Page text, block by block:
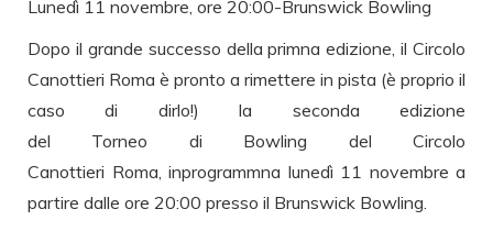
Lunedì 11 novembre, ore 20:00-Brunswick Bowling
Dopo il grande successo della primna edizione, il Circolo
Canottieri Roma è pronto a rimettere in pista (è proprio il
caso di dirlo!) la seconda edizione
del Torneo di Bowling del Circolo
Canottieri Roma, inprogrammna lunedì 11 novembre a
partire dalle ore 20:00 presso il Brunswick Bowling.